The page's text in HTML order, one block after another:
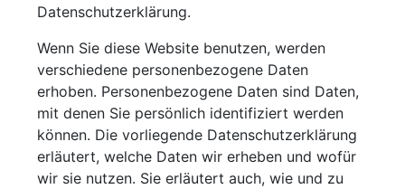
Datenschutzerklärung.
Wenn Sie diese Website benutzen, werden
verschiedene personenbezogene Daten
erhoben. Personenbezogene Daten sind Daten,
mit denen Sie persönlich identifiziert werden
können. Die vorliegende Datenschutzerklärung
erläutert, welche Daten wir erheben und wofür
wir sie nutzen. Sie erläutert auch, wie und zu